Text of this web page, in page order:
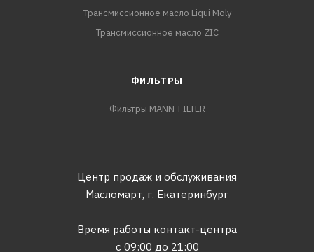
Трансмиссионное масло Liqui Moly
Трансмиссионное масло ZIC
ФИЛЬТРЫ
Фильтры MANN-FILTER
Центр продаж и обслуживания
Масломарт, г. Екатеринбург
Время работы контакт-центра
с 09:00 до 21:00